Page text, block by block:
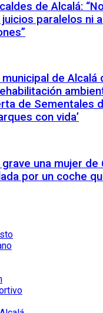
de Alcalá:
paralelos ni
municipal de Alcalá
de Sementales
con vida’
una mujer de
por un coche